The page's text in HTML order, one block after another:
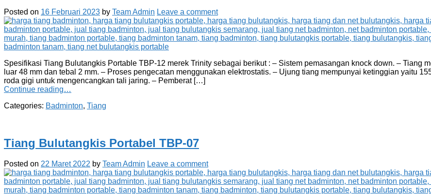
Posted on 16 Februari 2023 by Team Admin Leave a comment
Spesifikasi Tiang Bulutangkis Portable TBP-12 merek Trinity sebagai berikut : – Sistem pemasangan knock down. – Tiang
luar 48 mm dan tebal 2 mm. – Proses pengecatan menggunakan elektrostatis. – Ujung tiang mempunyai ketinggian yaitu
roda gigi untuk mengencangkan tali jaring. – Pemberat […]
Continue reading…
Categories: Badminton, Tiang
Tiang Bulutangkis Portabel TBP-07
Posted on 22 Maret 2022 by Team Admin Leave a comment